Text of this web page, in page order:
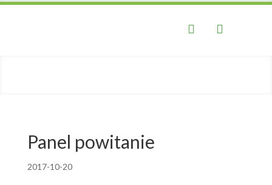


Panel powitanie
2017-10-20